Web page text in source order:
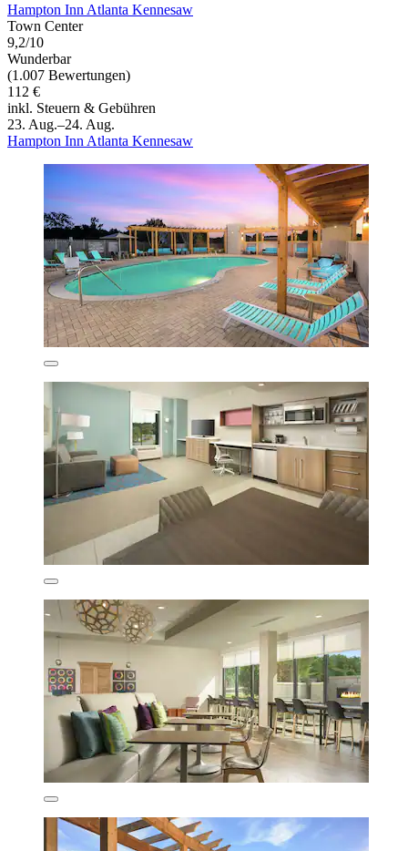
Hampton Inn Atlanta Kennesaw
Town Center
9,2/10
Wunderbar
(1.007 Bewertungen)
112 €
inkl. Steuern & Gebühren
23. Aug.–24. Aug.
Hampton Inn Atlanta Kennesaw